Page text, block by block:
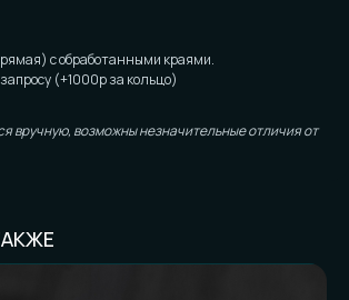
с обработанными краями.
(+1000р за кольцо)
вручную, возможны незначительные отличия от